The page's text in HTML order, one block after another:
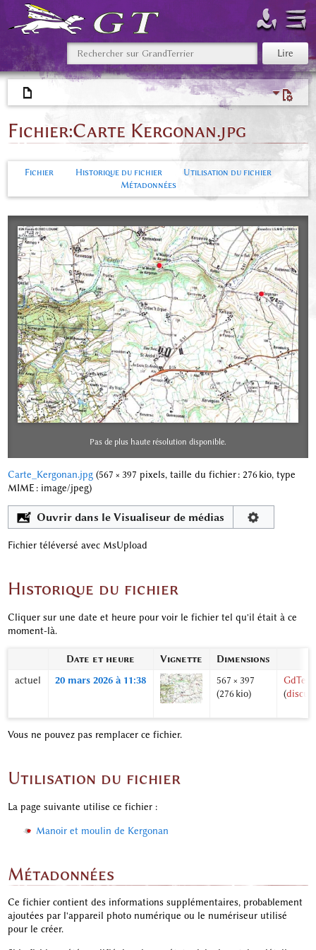
Fichier:Carte Kergonan.jpg
Fichier Historique du fichier
Utilisation du fichier
Métadonnées
Pas de plus haute résolution disponible.
Carte_Kergonan.jpg‎ (567 × 397 pixels, taille du fichier : 276 kio, type
MIME : image/jpeg)
Ouvrir dans le Visualiseur de médias
Fichier téléversé avec MsUpload
Historique du fichier
Cliquer sur une date et heure pour voir le fichier tel qu'il était à ce
moment-là.
Date et heure Vignette Dimensions
actuel
20 mars 2026 à 11:38
567 × 397
(276 kio)
(
Vous ne pouvez pas remplacer ce fichier.
Utilisation du fichier
La page suivante utilise ce fichier :
Manoir et moulin de Kergonan
Métadonnées
Ce fichier contient des informations supplémentaires, probablement
ajoutées par l'appareil photo numérique ou le numériseur utilisé
pour le créer.